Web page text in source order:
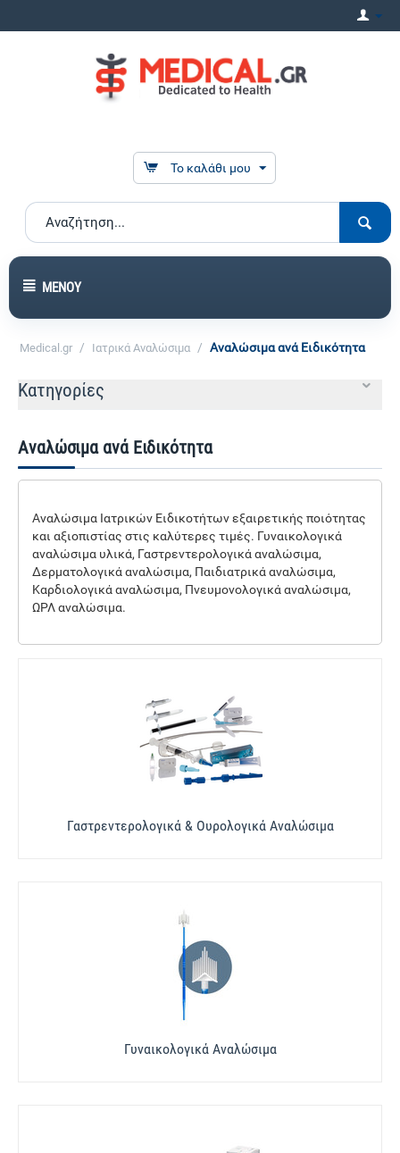
Το καλάθι μου
ΜΕΝΟΎ
Medical.gr / Ιατρικά Αναλώσιμα / Αναλώσιμα ανά Ειδικότητα
Κατηγορίες
Αναλώσιμα ανά Ειδικότητα
Αναλώσιμα Ιατρικών Ειδικοτήτων εξαιρετικής ποιότητας
και αξιοπιστίας στις καλύτερες τιμές. Γυναικολογικά
αναλώσιμα υλικά, Γαστρεντερολογικά αναλώσιμα,
Δερματολογικά αναλώσιμα, Παιδιατρικά αναλώσιμα,
Καρδιολογικά αναλώσιμα, Πνευμονολογικά αναλώσιμα,
ΩΡΛ αναλώσιμα.
Γαστρεντερολογικά & Ουρολογικά Αναλώσιμα
Γυναικολογικά Αναλώσιμα